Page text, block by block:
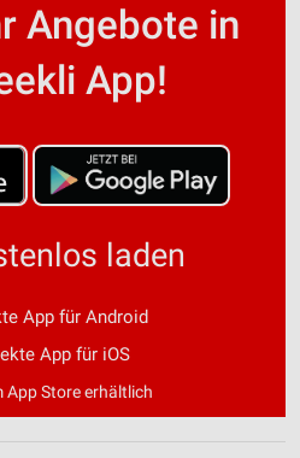
Angebote in
App!
laden
App für Android
App für iOS
App Store erhältlich